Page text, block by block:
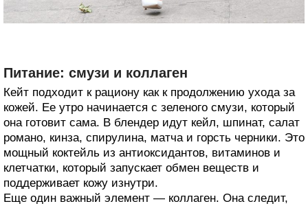
Питание: смузи и коллаген
Кейт подходит к рациону как к продолжению ухода за
кожей. Ее утро начинается с зеленого смузи, который
она готовит сама. В блендер идут кейл, шпинат, салат
романо, кинза, спирулина, матча и горсть черники. Это
мощный коктейль из антиоксидантов, витаминов и
клетчатки, который запускает обмен веществ и
поддерживает кожу изнутри.
Еще один важный элемент — коллаген. Она следит,